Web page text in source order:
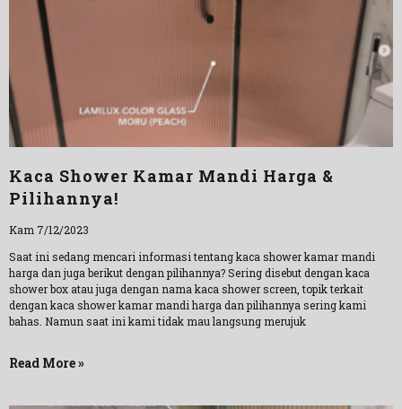
Kaca Shower Kamar Mandi Harga &
Pilihannya!
Kam 7/12/2023
Saat ini sedang mencari informasi tentang kaca shower kamar mandi
harga dan juga berikut dengan pilihannya? Sering disebut dengan kaca
shower box atau juga dengan nama kaca shower screen, topik terkait
dengan kaca shower kamar mandi harga dan pilihannya sering kami
bahas. Namun saat ini kami tidak mau langsung merujuk
Read More »